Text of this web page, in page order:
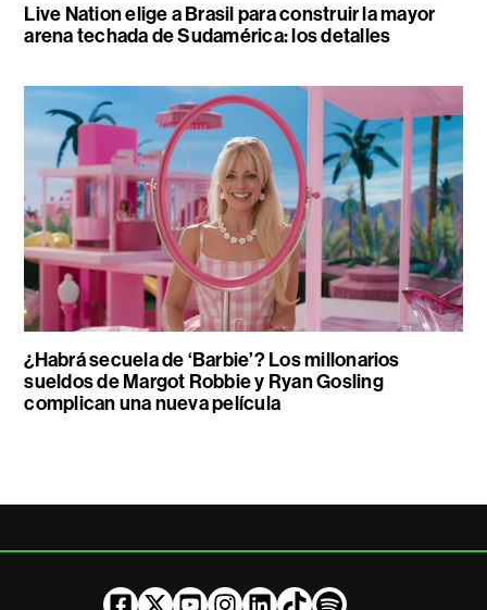
Live Nation elige a Brasil para construir la mayor
arena techada de Sudamérica: los detalles
¿Habrá secuela de ‘Barbie’? Los millonarios
sueldos de Margot Robbie y Ryan Gosling
complican una nueva película